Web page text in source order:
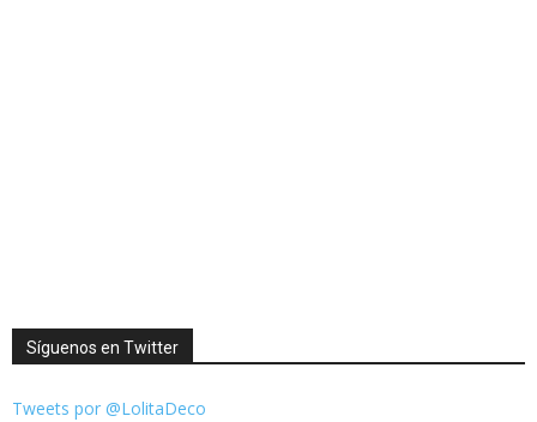
Síguenos en Twitter
Tweets por @LolitaDeco